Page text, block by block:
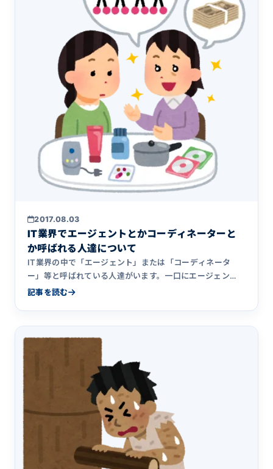
2017.08.03
IT業界でエージェントとかコーディネーターと
か呼ばれる人達について
IT業界の中で「エージェント」または「コーディネータ
ー」等と呼ばれている人達がいます。一口にエージェン
ト・コーディネータ&hellip;
記事を読む